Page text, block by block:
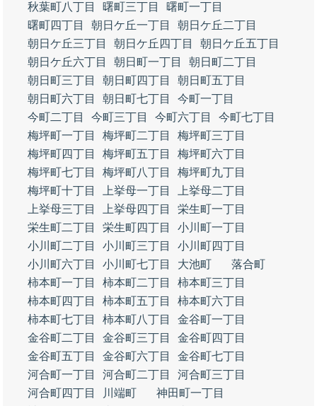
秋葉町八丁目
曙町三丁目
曙町一丁目
曙町四丁目
朝日ケ丘一丁目
朝日ケ丘二丁目
朝日ケ丘三丁目
朝日ケ丘四丁目
朝日ケ丘五丁目
朝日ケ丘六丁目
朝日町一丁目
朝日町二丁目
朝日町三丁目
朝日町四丁目
朝日町五丁目
朝日町六丁目
朝日町七丁目
今町一丁目
今町二丁目
今町三丁目 今町六丁目
今町七丁目
梅坪町一丁目
梅坪町二丁目
梅坪町三丁目
梅坪町四丁目
梅坪町五丁目
梅坪町六丁目
梅坪町七丁目
梅坪町八丁目
梅坪町九丁目
梅坪町十丁目
上挙母一丁目
上挙母二丁目
上挙母三丁目
上挙母四丁目
栄生町一丁目
栄生町二丁目
栄生町四丁目
小川町一丁目
小川町二丁目
小川町三丁目
小川町四丁目
小川町六丁目
小川町七丁目 大池町
落合町
柿本町一丁目
柿本町二丁目
柿本町三丁目
柿本町四丁目
柿本町五丁目
柿本町六丁目
柿本町七丁目
柿本町八丁目
金谷町一丁目
金谷町二丁目
金谷町三丁目
金谷町四丁目
金谷町五丁目
金谷町六丁目
金谷町七丁目
河合町一丁目
河合町二丁目
河合町三丁目
河合町四丁目
川端町
神田町一丁目